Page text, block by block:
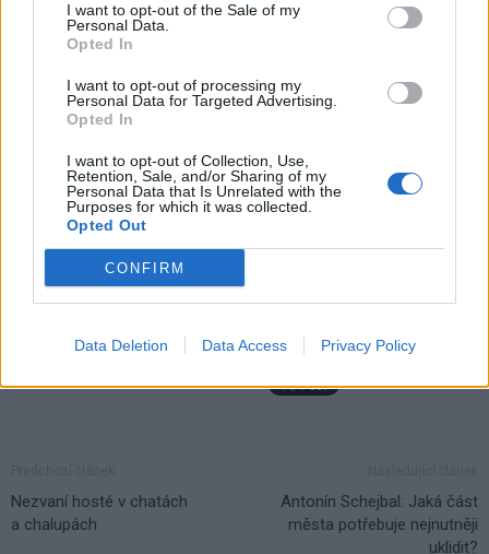
I want to opt-out of the Sale of my
Personal Data.
Opted In
I want to opt-out of processing my
Personal Data for Targeted Advertising.
Opted In
I want to opt-out of Collection, Use,
Retention, Sale, and/or Sharing of my
Personal Data that Is Unrelated with the
Purposes for which it was collected.
Opted Out
CONFIRM
Data Deletion Data Access Privacy Policy
Mgr. Jan Konvalinka,
Komentáře
auto garáž
místostarosta
parkování Příbram radnice
Nezvaní hosté v chatách
a chalupách
Antonín Schejbal: Jaká část
města potřebuje nejnutněji
uklidit?